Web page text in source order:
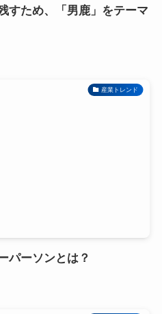
すため、「男鹿」をテーマ
産業トレンド
パーソンとは？